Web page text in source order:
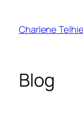
contenu
Charlene
Blog